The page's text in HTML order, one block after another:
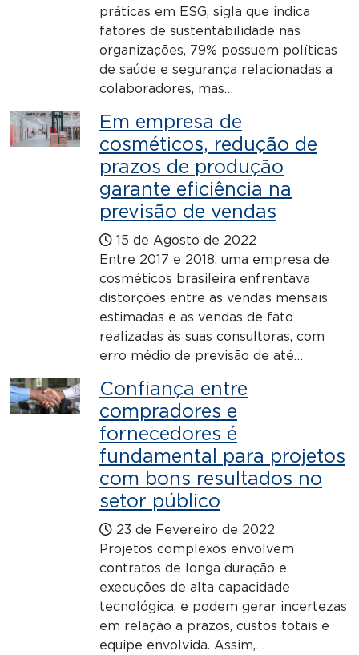
práticas em ESG, sigla que indica
fatores de sustentabilidade nas
organizações, 79% possuem políticas
de saúde e segurança relacionadas a
colaboradores, mas…
Em empresa de
cosméticos, redução de
prazos de produção
garante eficiência na
previsão de vendas
15 de Agosto de 2022
Entre 2017 e 2018, uma empresa de
cosméticos brasileira enfrentava
distorções entre as vendas mensais
estimadas e as vendas de fato
realizadas às suas consultoras, com
erro médio de previsão de até…
Confiança entre
compradores e
fornecedores é
fundamental para projetos
com bons resultados no
setor público
23 de Fevereiro de 2022
Projetos complexos envolvem
contratos de longa duração e
execuções de alta capacidade
tecnológica, e podem gerar incertezas
em relação a prazos, custos totais e
equipe envolvida. Assim,…